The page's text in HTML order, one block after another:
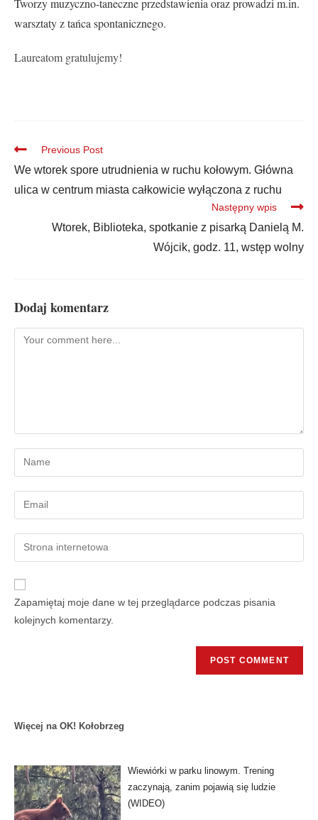
Tworzy muzyczno-taneczne przedstawienia oraz prowadzi m.in.
warsztaty z tańca spontanicznego.
Laureatom gratulujemy!
Previous Post
We wtorek spore utrudnienia w ruchu kołowym. Główna
ulica w centrum miasta całkowicie wyłączona z ruchu
Następny wpis
Wtorek, Biblioteka, spotkanie z pisarką Danielą M.
Wójcik, godz. 11, wstęp wolny
Dodaj komentarz
Zapamiętaj moje dane w tej przeglądarce podczas pisania
kolejnych komentarzy.
Więcej na OK! Kołobrzeg
Wiewiórki w parku linowym. Trening
zaczynają, zanim pojawią się ludzie
(WIDEO)